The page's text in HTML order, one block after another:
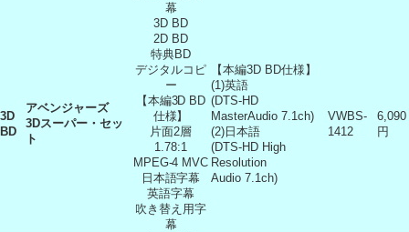
幕
3D
BD
アベンジャーズ
3Dスーパー・セッ
ト
3D BD
2D BD
特典BD
デジタルコピ
ー
【本編3D BD
仕様】
片面2層
1.78:1
MPEG-4 MVC
日本語字幕
英語字幕
吹き替え用字
幕
【本編3D BD仕様】
(1)英語
(DTS-HD
MasterAudio 7.1ch)
(2)日本語
(DTS-HD High
Resolution
Audio 7.1ch)
VWBS-
1412
6,090
円